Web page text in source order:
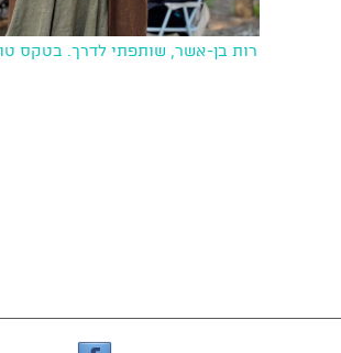
רות בן-אשר, שותפתי לדרך. בטקס